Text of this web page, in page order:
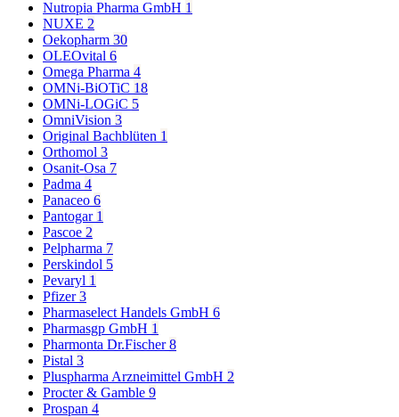
Nutropia Pharma GmbH 1
NUXE 2
Oekopharm 30
OLEOvital 6
Omega Pharma 4
OMNi-BiOTiC 18
OMNi-LOGiC 5
OmniVision 3
Original Bachblüten 1
Orthomol 3
Osanit-Osa 7
Padma 4
Panaceo 6
Pantogar 1
Pascoe 2
Pelpharma 7
Perskindol 5
Pevaryl 1
Pfizer3
Pharmaselect Handels GmbH 6
Pharmasgp GmbH 1
Pharmonta Dr.Fischer8
Pistal 3
Pluspharma Arzneimittel GmbH 2
Procter & Gamble 9
Prospan 4